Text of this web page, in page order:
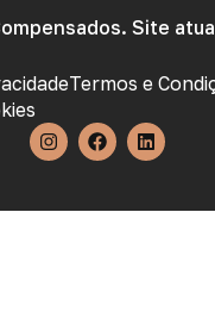
Site
Termos e